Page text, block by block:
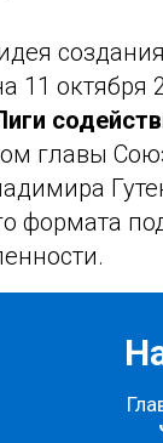
11 октября
главы
формата